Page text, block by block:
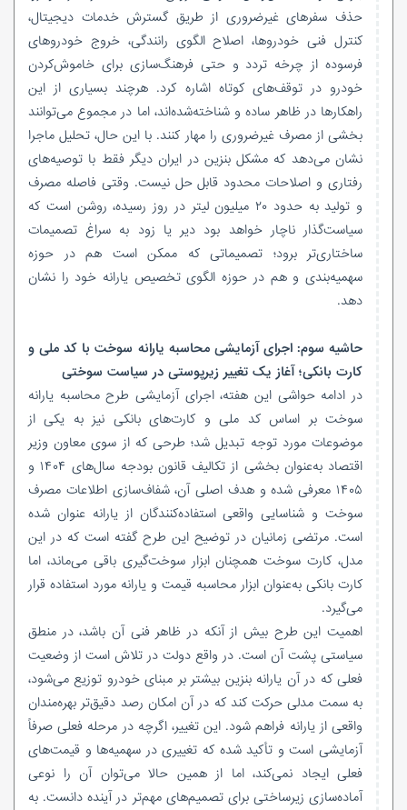
حذف سفرهای غیرضروری از طریق گسترش خدمات دیجیتال،
کنترل فنی خودروها، اصلاح الگوی رانندگی، خروج خودروهای
فرسوده از چرخه تردد و حتی فرهنگ‌سازی برای خاموش‌کردن
خودرو در توقف‌های کوتاه اشاره کرد. هرچند بسیاری از این
راهکارها در ظاهر ساده و شناخته‌شده‌اند، اما در مجموع می‌توانند
بخشی از مصرف غیرضروری را مهار کنند. با این حال، تحلیل ماجرا
نشان می‌دهد که مشکل بنزین در ایران دیگر فقط با توصیه‌های
رفتاری و اصلاحات محدود قابل حل نیست. وقتی فاصله مصرف
و تولید به حدود ۲۰ میلیون لیتر در روز رسیده، روشن است که
سیاست‌گذار ناچار خواهد بود دیر یا زود به سراغ تصمیمات
ساختاری‌تر برود؛ تصمیماتی که ممکن است هم در حوزه
سهمیه‌بندی و هم در حوزه الگوی تخصیص یارانه خود را نشان
دهد.
حاشیه سوم: اجرای آزمایشی محاسبه یارانه سوخت با کد ملی و
کارت بانکی؛ آغاز یک تغییر زیرپوستی در سیاست سوختی
در ادامه حواشی این هفته، اجرای آزمایشی طرح محاسبه یارانه
سوخت بر اساس کد ملی و کارت‌های بانکی نیز به یکی از
موضوعات مورد توجه تبدیل شد؛ طرحی که از سوی معاون وزیر
اقتصاد به‌عنوان بخشی از تکالیف قانون بودجه سال‌های ۱۴۰۴ و
۱۴۰۵ معرفی شده و هدف اصلی آن، شفاف‌سازی اطلاعات مصرف
سوخت و شناسایی واقعی استفاده‌کنندگان از یارانه عنوان شده
است. مرتضی زمانیان در توضیح این طرح گفته است که در این
مدل، کارت سوخت همچنان ابزار سوخت‌گیری باقی می‌ماند، اما
کارت بانکی به‌عنوان ابزار محاسبه قیمت و یارانه مورد استفاده قرار
می‌گیرد.
اهمیت این طرح بیش از آنکه در ظاهر فنی آن باشد، در منطق
سیاستی پشت آن است. در واقع دولت در تلاش است از وضعیت
فعلی که در آن یارانه بنزین بیشتر بر مبنای خودرو توزیع می‌شود،
به سمت مدلی حرکت کند که در آن امکان رصد دقیق‌تر بهره‌مندان
واقعی از یارانه فراهم شود. این تغییر، اگرچه در مرحله فعلی صرفاً
آزمایشی است و تأکید شده که تغییری در سهمیه‌ها و قیمت‌های
فعلی ایجاد نمی‌کند، اما از همین حالا می‌توان آن را نوعی
آماده‌سازی زیرساختی برای تصمیم‌های مهم‌تر در آینده دانست. به